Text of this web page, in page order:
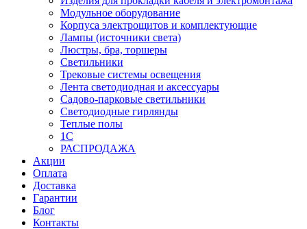
Модульное оборудование
Корпуса электрощитов и комплектующие
Лампы (источники света)
Люстры, бра, торшеры
Светильники
Трековые системы освещения
Лента светодиодная и аксессуары
Садово-парковые светильники
Светодиодные гирлянды
Теплые полы
1С
РАСПРОДАЖА
Акции
Оплата
Доставка
Гарантии
Блог
Контакты